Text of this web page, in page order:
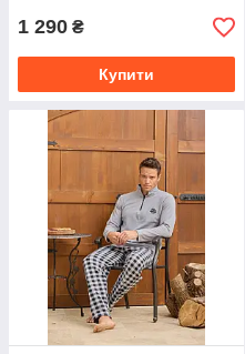
1 290 ₴
Купити